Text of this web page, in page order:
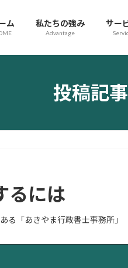
ム 私たちの強み
Advantage
サー
投稿記事
るには
る「あきやま行政書士事務所」